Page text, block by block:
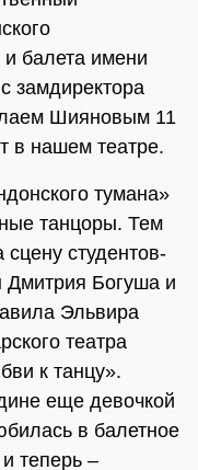
и балета имени
замдиректора
Шияновым 11
в нашем театре.
тумана»
танцоры. Тем
студентов-
Дмитрия Богуша и
Эльвира
театра
к танцу».
еще девочкой
в балетное
теперь –